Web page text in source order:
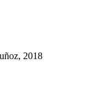
2018